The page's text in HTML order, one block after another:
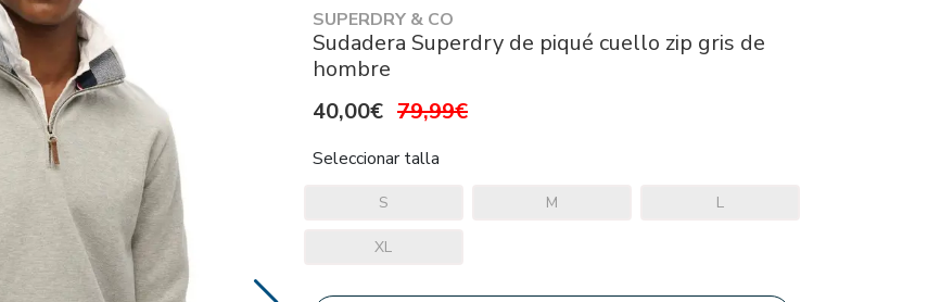
SUPERDRY & CO
Sudadera Superdry de piqué cuello zip gris de
hombre
40,00€ 79,99€
Seleccionar talla
S M L
XL